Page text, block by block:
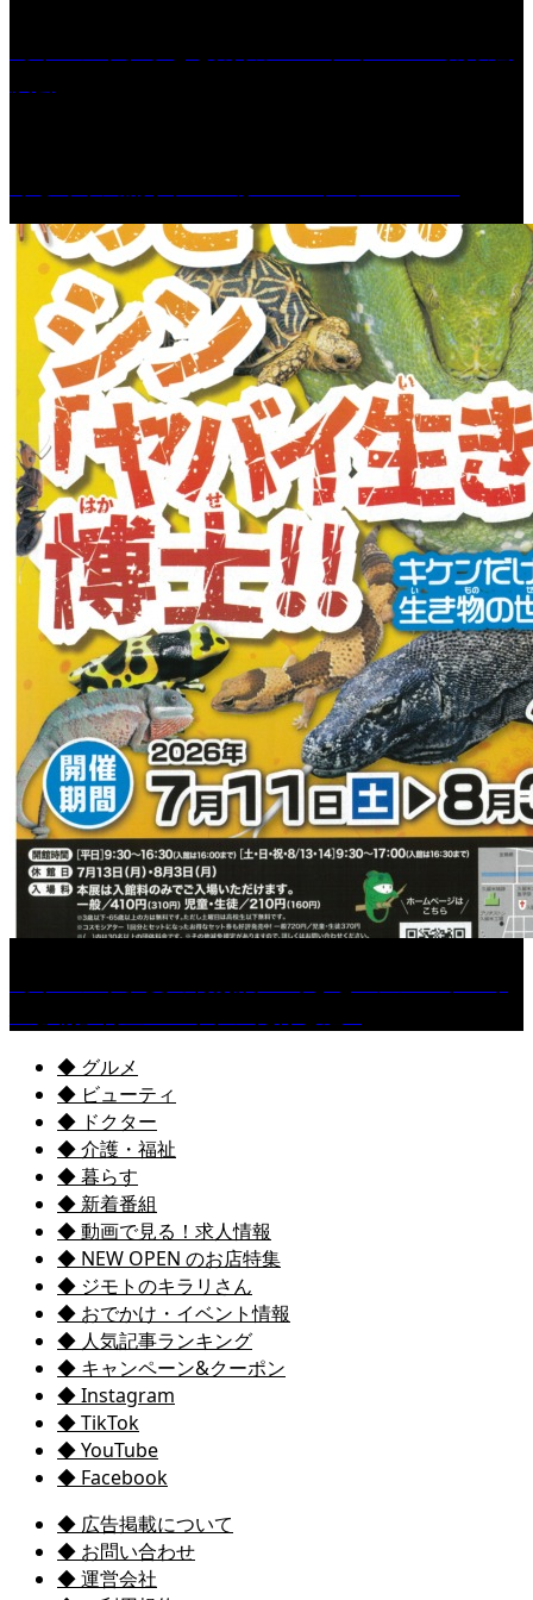
◆ グルメ
◆ ビューティ
◆ ドクター
◆ 介護・福祉
◆ 暮らす
◆ 新着番組
◆ 動画で見る！求人情報
◆ NEW OPEN のお店特集
◆ ジモトのキラリさん
◆ おでかけ・イベント情報
◆ 人気記事ランキング
◆ キャンペーン&クーポン
◆ Instagram
◆ TikTok
◆ YouTube
◆ Facebook
◆ 広告掲載について
◆ お問い合わせ
◆ 運営会社